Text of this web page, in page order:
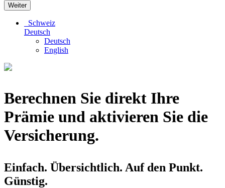
Weiter
Schweiz
Deutsch
Deutsch
English
Berechnen Sie direkt Ihre
Prämie und aktivieren Sie die
Versicherung.
Einfach. Übersichtlich. Auf den Punkt.
Günstig.